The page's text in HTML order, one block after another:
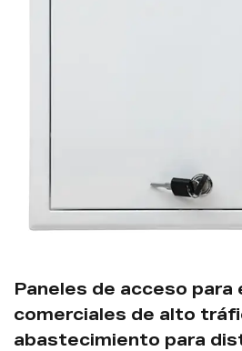
de acceso para edificios
de alto tráfico: una
para